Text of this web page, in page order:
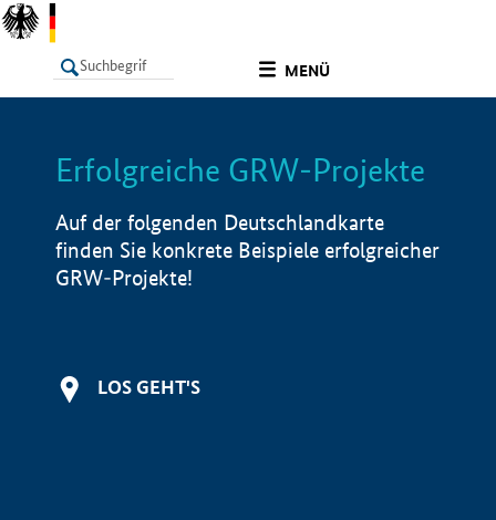
MENÜ
LISTE Info
Erfolgreiche GRW-Projekte
Auf der folgenden Deutschlandkarte
finden Sie konkrete Beispiele erfolgreicher
GRW-Projekte!
LOS GEHT'S